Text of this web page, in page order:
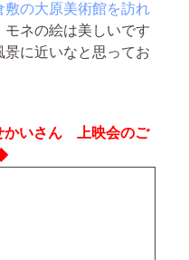
敷の大原美術館を訪れ
モネの絵は美しいです
に近いなと思ってお
いさん 上映会のご